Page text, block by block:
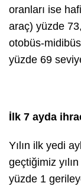
oranları ise
araç) yüzde
otobüs-
yüzde 69
İlk 7 ayda
Yılın ilk yedi
geçtiğimiz
yüzde 1